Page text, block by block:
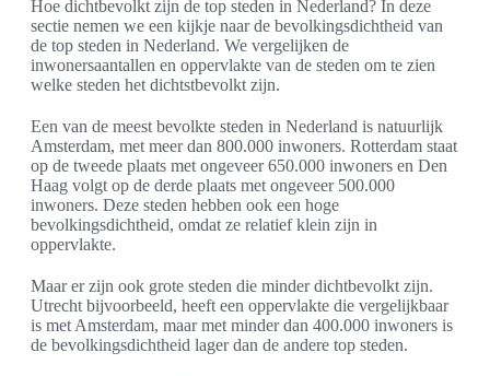
Hoe dichtbevolkt zijn de top steden in Nederland? In deze
sectie nemen we een kijkje naar de bevolkingsdichtheid van
de top steden in Nederland. We vergelijken de
inwonersaantallen en oppervlakte van de steden om te zien
welke steden het dichtstbevolkt zijn.
Een van de meest bevolkte steden in Nederland is natuurlijk
Amsterdam, met meer dan 800.000 inwoners. Rotterdam staat
op de tweede plaats met ongeveer 650.000 inwoners en Den
Haag volgt op de derde plaats met ongeveer 500.000
inwoners. Deze steden hebben ook een hoge
bevolkingsdichtheid, omdat ze relatief klein zijn in
oppervlakte.
Maar er zijn ook grote steden die minder dichtbevolkt zijn.
Utrecht bijvoorbeeld, heeft een oppervlakte die vergelijkbaar
is met Amsterdam, maar met minder dan 400.000 inwoners is
de bevolkingsdichtheid lager dan de andere top steden.